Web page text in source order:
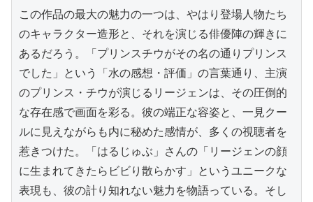
この作品の最大の魅力の一つは、やはり登場人物たち
のキャラクター造形と、それを演じる俳優陣の輝きに
あるだろう。「プリンスチウがその名の通りプリンス
でした」という「水の感想・評価」の言葉通り、主演
のプリンス・チウが演じるリージェンは、その圧倒的
な存在感で画面を彩る。彼の端正な容姿と、一見クー
ルに見えながらも内に秘めた感情が、多くの視聴者を
惹きつけた。「はるじゅぶ」さんの「リージェンの顔
に生まれてきたらビビり散らかす」というユニークな
表現も、彼の計り知れない魅力を物語っている。そし